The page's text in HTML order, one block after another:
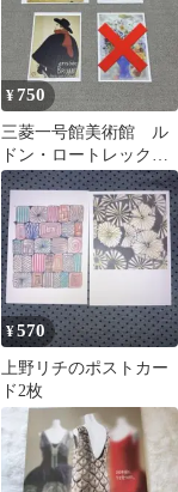
¥750
三菱一号館美術館 ル
ドン・ロートレック
展 ポストカード
¥570
上野リチのポストカー
ド2枚